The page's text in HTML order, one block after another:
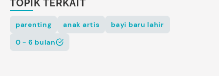
TOPIK TERKAIT
parenting anak artis
bayi baru lahir
0 - 6 bulan